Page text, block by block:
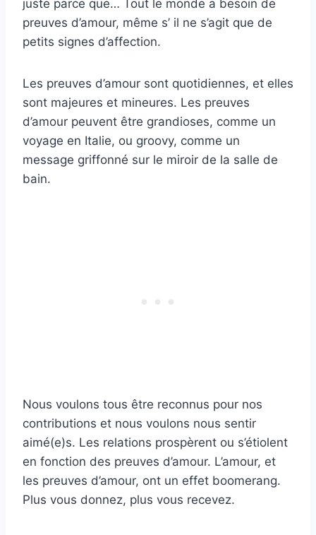
juste parce que… Tout le monde a besoin de
preuves d’amour, même s’ il ne s’agit que de
petits signes d’affection.
Les preuves d’amour sont quotidiennes, et elles
sont majeures et mineures. Les preuves
d’amour peuvent être grandioses, comme un
voyage en Italie, ou groovy, comme un
message griffonné sur le miroir de la salle de
bain.
Nous voulons tous être reconnus pour nos
contributions et nous voulons nous sentir
aimé(e)s. Les relations prospèrent ou s’étiolent
en fonction des preuves d’amour. L’amour, et
les preuves d’amour, ont un effet boomerang.
Plus vous donnez, plus vous recevez.